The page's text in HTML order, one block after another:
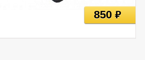
850руб